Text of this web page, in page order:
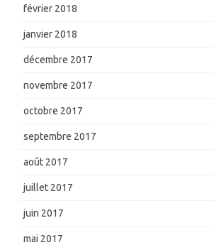
février 2018
janvier 2018
décembre 2017
novembre 2017
octobre 2017
septembre 2017
août 2017
juillet 2017
juin 2017
mai 2017